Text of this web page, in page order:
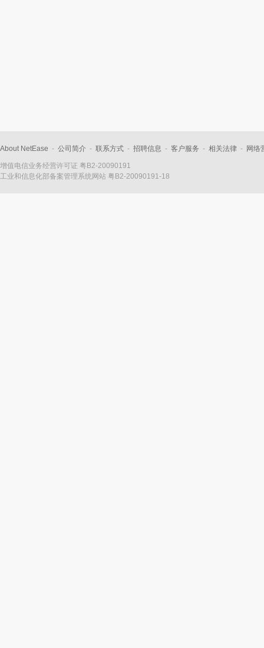
About NetEase - 公司简介 - 联系方式 - 招聘信息 - 客户服务 - 相关法律 - 网络
增值电信业务经营许可证 粤B2-20090191
工业和信息化部备案管理系统网站 粤B2-20090191-18